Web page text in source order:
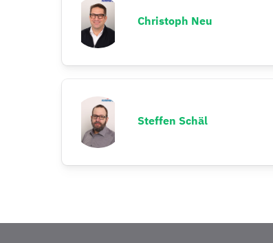
Christoph Neu
Steffen Schäl